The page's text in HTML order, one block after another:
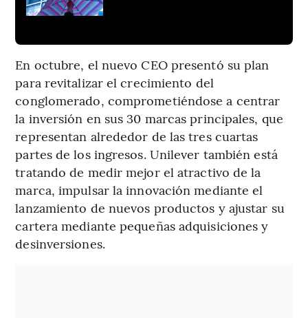
En octubre, el nuevo CEO presentó su plan
para revitalizar el crecimiento del
conglomerado, comprometiéndose a centrar
la inversión en sus 30 marcas principales, que
representan alrededor de las tres cuartas
partes de los ingresos. Unilever también está
tratando de medir mejor el atractivo de la
marca, impulsar la innovación mediante el
lanzamiento de nuevos productos y ajustar su
cartera mediante pequeñas adquisiciones y
desinversiones.